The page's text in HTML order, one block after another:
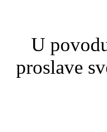
U
proslave